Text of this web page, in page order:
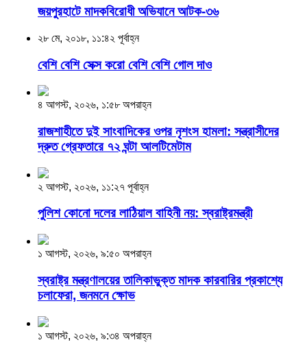
জয়পুরহাটে মাদকবিরোধী অভিযানে আটক-৩৬
২৮ মে, ২০১৮, ১১:৪২ পূর্বাহ্ন
বেশি বেশি সেক্স করো বেশি বেশি গোল দাও
৪ আগস্ট, ২০২৬, ১:৫৮ অপরাহ্ন
রাজশাহীতে দুই সাংবাদিকের ওপর নৃশংস হামলা: সন্ত্রাসীদের
দ্রুত গ্রেফতারে ৭২ ঘন্টা আলটিমেটাম
২ আগস্ট, ২০২৬, ১১:২৭ পূর্বাহ্ন
পুলিশ কোনো দলের লাঠিয়াল বাহিনী নয়: স্বরাষ্ট্রমন্ত্রী
১ আগস্ট, ২০২৬, ৯:৫০ অপরাহ্ন
স্বরাষ্ট্র মন্ত্রণালয়ের তালিকাভুক্ত মাদক কারবারির প্রকাশ্যে
চলাফেরা, জনমনে ক্ষোভ
১ আগস্ট, ২০২৬, ৯:৩৪ অপরাহ্ন